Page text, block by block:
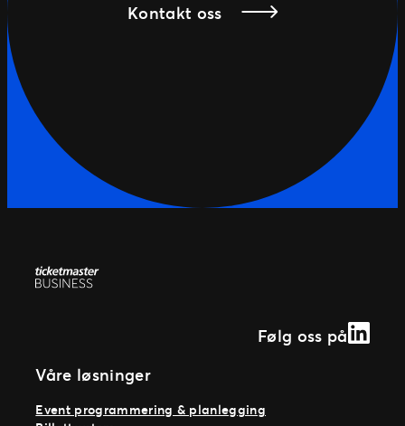
Kontakt oss
Følg oss på
Våre løsninger
Event programmering & planlegging